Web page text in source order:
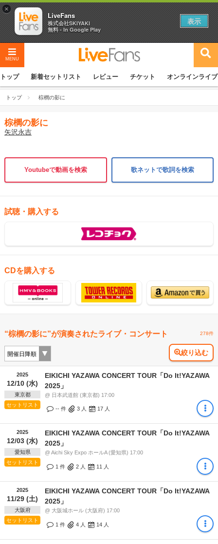
MENU
トップ 新着セットリスト レビュー チケット オンラインライブ
トップ 棕櫚の影に
棕櫚の影に
矢沢永吉
Youtubeで動画を検索 歌ネットで歌詞を検索
試聴・購入する
CDを購入する
“棕櫚の影に”が演奏されたライブ・コンサート 278件
絞り込む
2025
12/10 (水)
東京都
セットリスト
EIKICHI YAZAWA CONCERT TOUR「Do It!YAZAWA
2025」
@ 日本武道館 (東京都) 17:00
-- 件 3 人 17 人
2025
12/03 (水)
愛知県
セットリスト
EIKICHI YAZAWA CONCERT TOUR「Do It!YAZAWA
2025」
@ Aichi Sky Expo ホールA (愛知県) 17:00
1 件 2 人 11 人
2025
11/29 (土)
大阪府
セットリスト
EIKICHI YAZAWA CONCERT TOUR「Do It!YAZAWA
2025」
@ 大阪城ホール (大阪府) 17:00
1 件 4 人 14 人
×
LiveFans
株式会社SKIYAKI
無料 - In Google Play
表示